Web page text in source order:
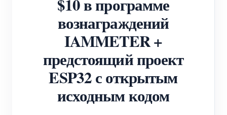
(WEM3080T)
Трехфазный Wi-Fi-счетчик энергии
(WEM3046T)
Трехфазный Wi-Fi-счетчик энергии
WiFi-контроллер мощности
$10 в программе
вознаграждений
IAMMETER +
предстоящий проект
ESP32 с открытым
исходным кодом